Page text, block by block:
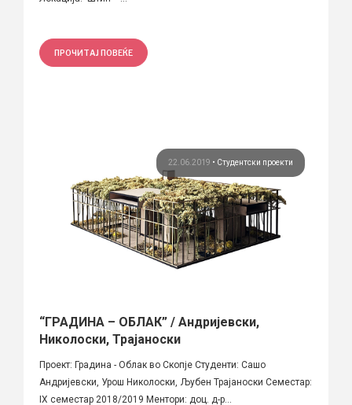
ПРОЧИТАЈ ПОВЕЌЕ
22.06.2019 • Студентски проекти
“ГРАДИНА – ОБЛАК” / Андријевски,
Николоски, Трајаноски
Проект: Градина - Облак во Скопје Студенти: Сашо
Андријевски, Урош Николоски, Љубен Трајаноски Семестар:
IX семестар 2018/2019 Ментори: доц. д-р...